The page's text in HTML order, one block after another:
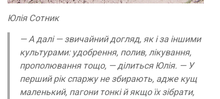
Юлія Сотник
— А далі — звичайний догляд, як і за іншими
культурами: удобрення, полив, лікування,
прополювання тощо, — ділиться Юлія. — У
перший рік спаржу не збирають, адже кущ
маленький, пагони тонкі й якщо їх зібрати,